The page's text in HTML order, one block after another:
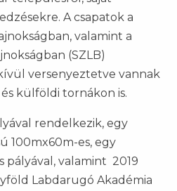
A csapatok a
valamint a
(SZLB)
versenyeztetve vannak
külföldi tornákon is.
rendelkezik, egy
100mx60m-es, egy
pályával, valamint 2019
Labdarugó Akadémia